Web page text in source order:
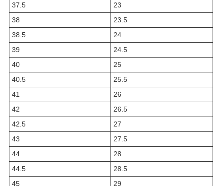
37.5
23
38
23.5
38.5
24
39
24.5
40
25
40.5
25.5
41
26
42
26.5
42.5
27
43
27.5
44
28
44.5
28.5
45
29